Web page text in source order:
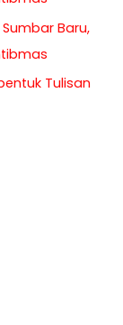
Baru,
Tulisan